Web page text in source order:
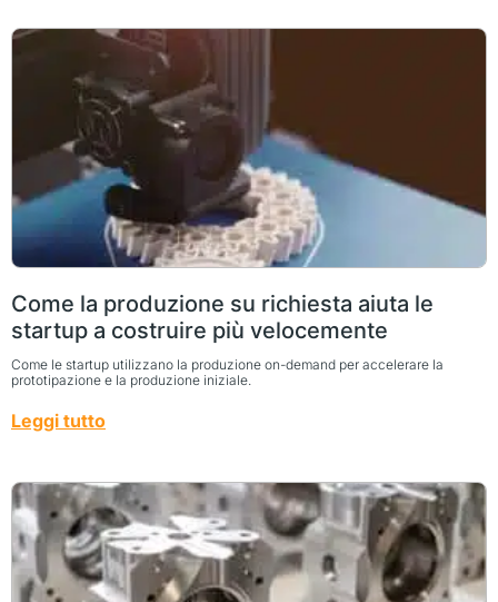
Come la produzione su richiesta aiuta le
startup a costruire più velocemente
Come le startup utilizzano la produzione on-demand per accelerare la
prototipazione e la produzione iniziale.
Leggi tutto